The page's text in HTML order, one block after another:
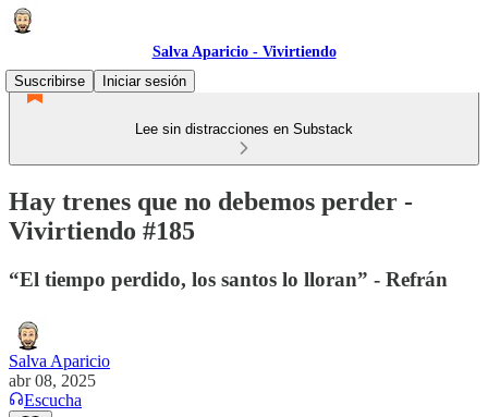
Salva Aparicio - Vivirtiendo
Suscribirse
Iniciar sesión
Lee sin distracciones en Substack
Hay trenes que no debemos perder -
Vivirtiendo #185
“El tiempo perdido, los santos lo lloran” - Refrán
Salva Aparicio
abr 08, 2025
Escucha